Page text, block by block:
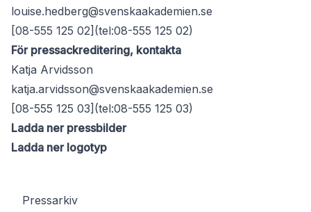
louise.hedberg@svenskaakademien.se
[08-555 125 02](tel:08-555 125 02)
För pressackreditering, kontakta
Katja Arvidsson
katja.arvidsson@svenskaakademien.se
[08-555 125 03](tel:08-555 125 03)
Ladda ner pressbilder
Ladda ner logotyp
Pressarkiv